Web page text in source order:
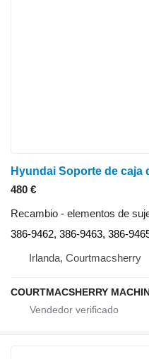
480 €
Recambio - elementos de
386-9462, 386-9463, 386-
Irlanda, Courtmacsherry
COURTMACSHERRY